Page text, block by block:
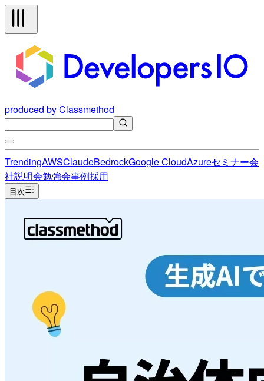
produced by Classmethod
TrendingAWSClaudeBedrockGoogle CloudAzureセミナー会
社説明会勉強会事例採用
目次